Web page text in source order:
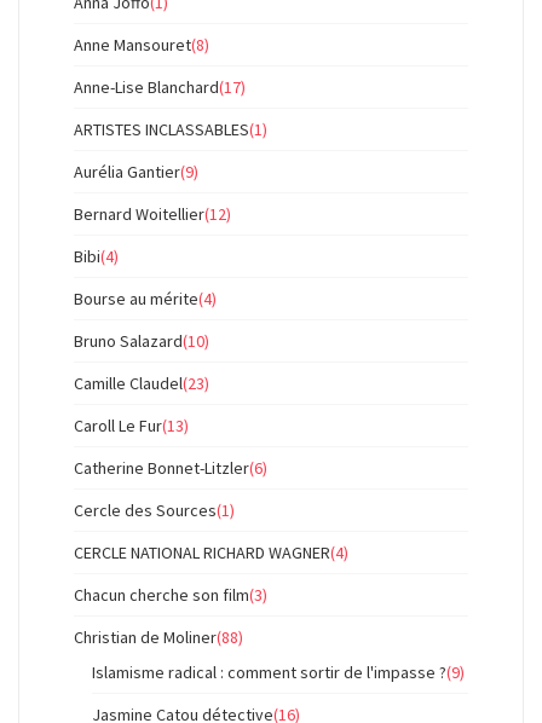
Anne Mansouret(8)
Anne-Lise Blanchard(17)
ARTISTES INCLASSABLES(1)
Aurélia Gantier(9)
Bernard Woitellier(12)
Bibi(4)
Bourse au mérite(4)
Bruno Salazard(10)
Camille Claudel(23)
Caroll Le Fur(13)
Catherine Bonnet-Litzler(6)
Cercle des Sources(1)
CERCLE NATIONAL RICHARD WAGNER(4)
Chacun cherche son film(3)
Christian de Moliner(88)
Islamisme radical : comment sortir de l'impasse ?(9)
Jasmine Catou détective(16)